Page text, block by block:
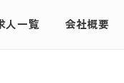
人一覧 会社概要